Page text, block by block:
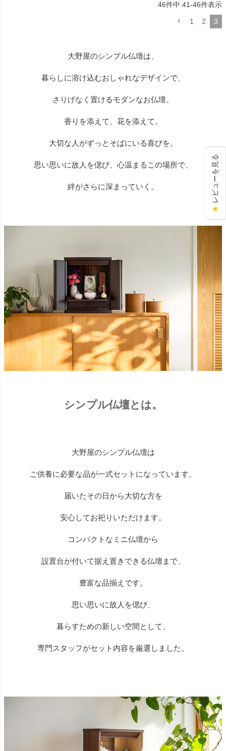
46件中 41-46件表示
1 2 3
大野屋のシンプル仏壇は、
暮らしに溶け込むおしゃれなデザインで、
さりげなく置けるモダンなお仏壇。
香りを添えて、花を添えて。
大切な人がずっとそばにいる喜びを。
思い思いに故人を偲び、心温まるこの場所で、
絆がさらに深まっていく。
シンプル仏壇とは。
大野屋のシンプル仏壇は
ご供養に必要な品が一式セットになっています。
届いたその日から大切な方を
安心してお祀りいただけます。
コンパクトなミニ仏壇から
設置台が付いて据え置きできる仏壇まで、
豊富な品揃えです。
思い思いに故人を偲び、
暮らすための新しい空間として、
専門スタッフがセット内容を厳選しました。
★
レビューを見る